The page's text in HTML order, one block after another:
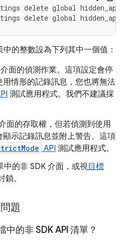
delete global
delete global
的整數設為下列其中一個值：
面的偵測作業。這項設定會停
用情形的記錄訊息，您也將無法
測試應用程式。我們不建議採
面的存取權，但若偵測到使用
顯示記錄訊息並附上警告。這項
API 測試應用程式。
中的非 SDK 介面，或視目標
。
題
的非 SDK API 清單？